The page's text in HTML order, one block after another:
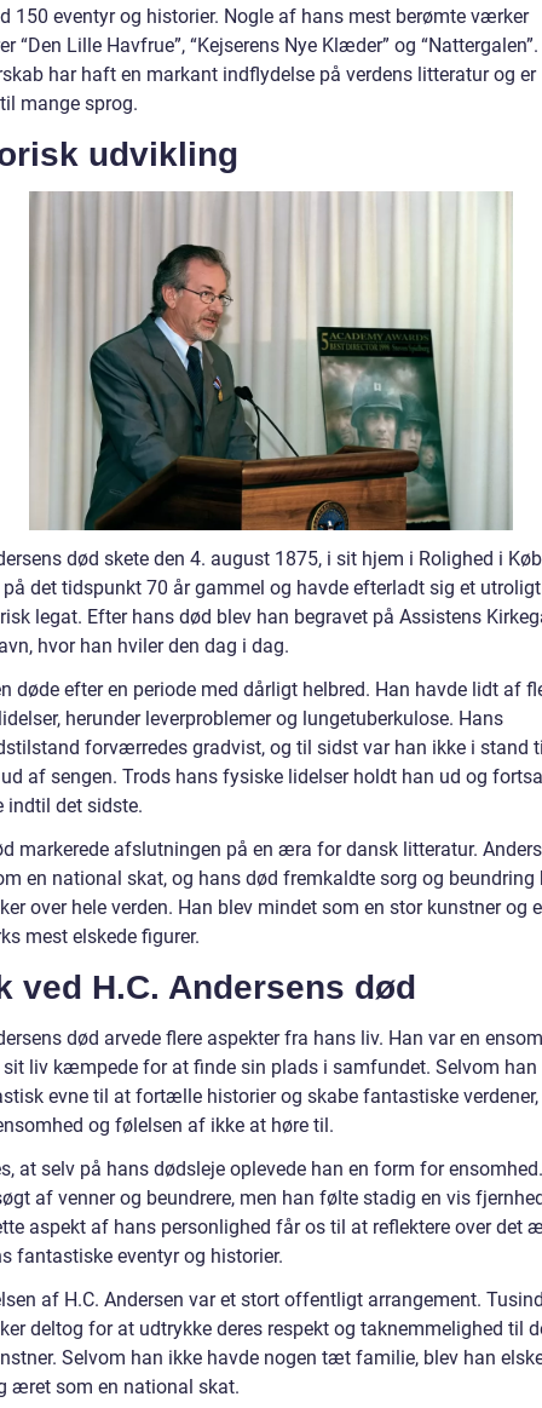
150 eventyr og historier. Nogle af hans mest berømte værker
“Den Lille Havfrue”, “Kejserens Nye Klæder” og
har haft en markant indflydelse på verdens litteratur og er
mange sprog.
udvikling
død skete den 4. august 1875, i sit hjem i Rolighed i
på det tidspunkt 70 år gammel og havde efterladt sig et utroligt
legat. Efter hans død blev han begravet på Assistens
hvor han hviler den dag i dag.
døde efter en periode med dårligt helbred. Han havde lidt af
herunder leverproblemer og lungetuberkulose. Hans
forværredes gradvist, og til sidst var han ikke i stand
af sengen. Trods hans fysiske lidelser holdt han ud og
indtil det sidste.
markerede afslutningen på en æra for dansk litteratur.
en national skat, og hans død fremkaldte sorg og beundring
over hele verden. Han blev mindet som en stor kunstner og
mest elskede figurer.
ved H.C. Andersens død
død arvede flere aspekter fra hans liv. Han var en
sit liv kæmpede for at finde sin plads i samfundet. Selvom han
evne til at fortælle historier og skabe fantastiske
og følelsen af ikke at høre til.
at selv på hans dødsleje oplevede han en form for
af venner og beundrere, men han følte stadig en vis
aspekt af hans personlighed får os til at reflektere over det
fantastiske eventyr og historier.
af H.C. Andersen var et stort offentligt arrangement.
deltog for at udtrykke deres respekt og taknemmelighed til
Selvom han ikke havde nogen tæt familie, blev han
æret som en national skat.